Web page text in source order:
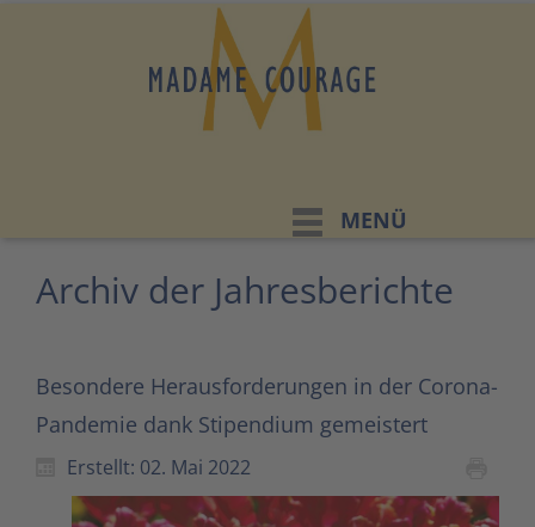
MENÜ
Archiv der Jahresberichte
Besondere Herausforderungen in der Corona-
Pandemie dank Stipendium gemeistert
Erstellt: 02. Mai 2022